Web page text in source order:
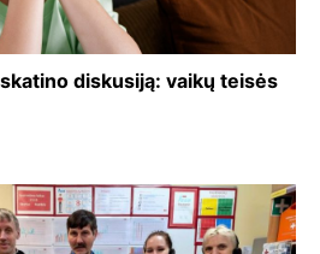
diskusiją: vaikų teisės